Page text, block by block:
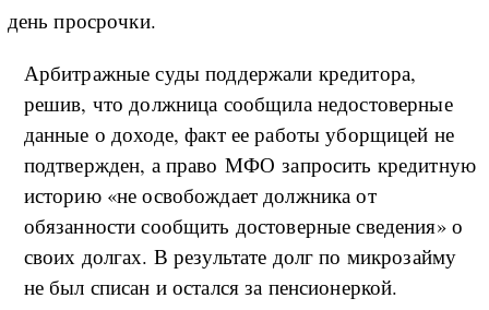
день просрочки.
Арбитражные суды поддержали кредитора,
решив, что должница сообщила недостоверные
данные о доходе, факт ее работы уборщицей не
подтвержден, а право МФО запросить кредитную
историю «не освобождает должника от
обязанности сообщить достоверные сведения» о
своих долгах. В результате долг по микрозайму
не был списан и остался за пенсионеркой.